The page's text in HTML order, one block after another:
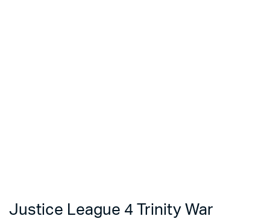
Justice League 4 Trinity War